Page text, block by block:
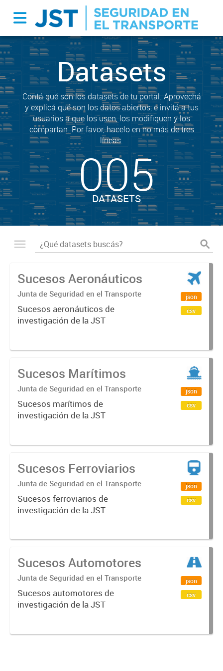
Datasets
Contá qué son los datasets de tu portal. Aprovechá
y explicá qué son los datos abiertos, e invitá a tus
usuarios a que los usen, los modifiquen y los
compartan. Por favor, hacelo en no más de tres
líneas.
005
DATASETS
Sucesos Aeronáuticos
Junta de Seguridad en el Transporte
Sucesos aeronáuticos de
investigación de la JST
json
csv
Sucesos Marítimos
Junta de Seguridad en el Transporte
Sucesos marítimos de
investigación de la JST
json
csv
Sucesos Ferroviarios
Junta de Seguridad en el Transporte
Sucesos ferroviarios de
investigación de la JST
json
csv
Sucesos Automotores
Junta de Seguridad en el Transporte
Sucesos automotores de
investigación de la JST
json
csv